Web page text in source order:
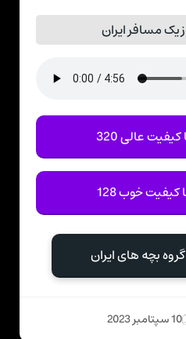
مسافر ایران
عالی 320
خوب 128
بچه های ایران
10 سپتامبر 2023